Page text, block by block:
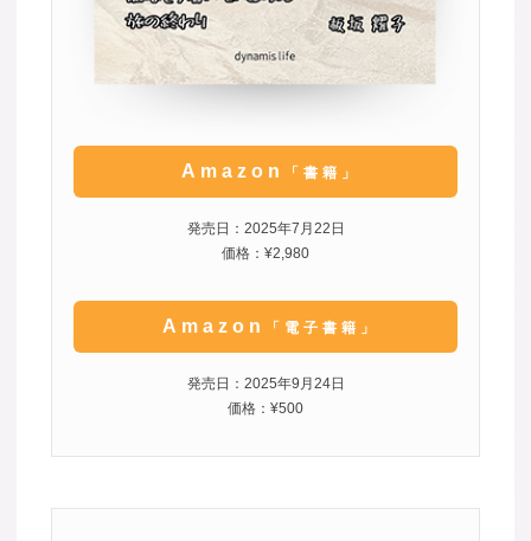
Amazon 「書籍」
発売日：2025年7月22日
価格：¥2,980
Amazon 「電子書籍」
発売日：2025年9月24日
価格：¥500